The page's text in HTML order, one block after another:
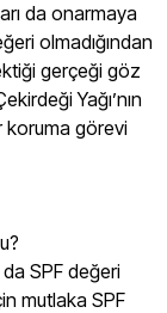
da onarmaya
olmadığından
gerçeği göz
Yağı’nın
koruma görevi
da SPF değeri
mutlaka SPF